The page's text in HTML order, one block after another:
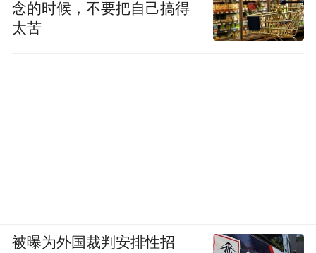
念的时候，不要把自己搞得
太苦
被曝为外国裁判安排性招